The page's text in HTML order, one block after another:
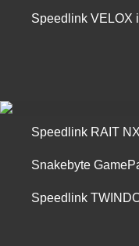
Speedlink VELOX
Speedlink RAIT
Snakebyte
Speedlink